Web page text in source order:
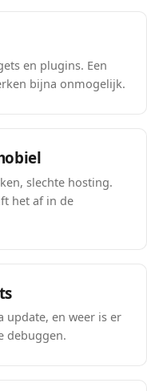
en plugins. Een
bijna onmogelijk.
slechte hosting.
het af in de
update, en weer is er
debuggen.